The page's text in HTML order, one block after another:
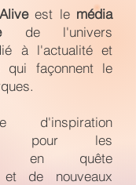
est le média
de l'univers
à l'actualité et
qui façonnent le
d'inspiration
pour les
en quête
et de nouveaux